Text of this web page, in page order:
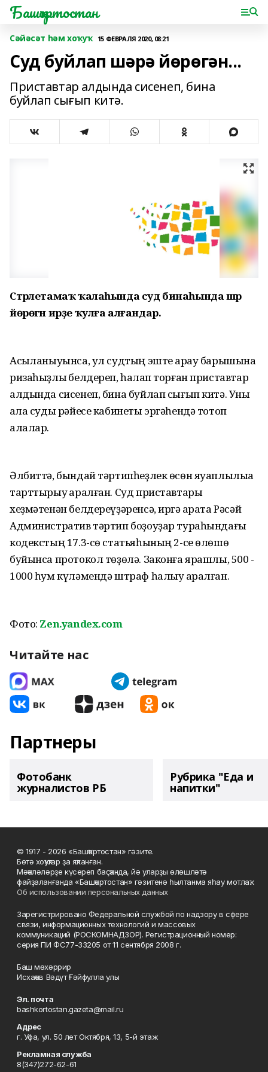
Башҡортостан
Сәйәсәт һәм хоҡуҡ 15 ФЕВРАЛЯ 2020, 08:21
Суд буйлап шәрә йөрөгән...
Приставтар алдында сисенеп, бина
буйлап сығып китә.
Стәрлетамаҡ ҡалаһында суд бинаһында шәрә
йөрөгән ирҙе ҡулға алғандар.
Асыҡланыуынса, ул судтың эште ҡарау барышына
ризаһыҙлыҡ белдереп, һаҡлап торған приставтар
алдында сисенеп, бина буйлап сығып китә. Уны
ҡала суды рәйесе кабинеты эргәһендә тотоп
алалар.
Әлбиттә, бындай тәртипһеҙлек өсөн яуаплылыҡҡа
тарттырыу ҡаралған. Суд приставтары
хеҙмәтенән белдереүҙәренсә, иргә ҡарата Рәсәй
Административ тәртип боҙоуҙар тураһындағы
кодекстың 17.3-сө статьяһының 2-се өлөшө
буйынса протокол төҙөлә. Законға ярашлы, 500 -
1000 һум күләмендә штраф һалыу ҡаралған.
Фото: Zen.yandex.com
Читайте нас
Партнеры
Фотобанк
журналистов РБ
Рубрика "Еда и
напитки"
© 1917 - 2026 «Башҡортостан» гәзите.
Бөтә хоҡуҡтар ҙа яҡланған.
Мәҡәләләрҙе күсереп баҫҡанда, йә уларҙы өлөшләтә
файҙаланғанда «Башҡортостан» гәзитенә һылтанма яһау мотлаҡ.
Об использовании персональных данных
Зарегистрировано Федеральной службой по надзору в сфере
связи, информационных технологий и массовых
коммуникаций (РОСКОМНАДЗОР). Регистрационный номер:
серия ПИ ФС77-33205 от 11 сентября 2008 г.
Баш мөхәррир
Исхаҡов Вәдүт Ғәйфулла улы
Эл. почта
bashkortostan.gazeta@mail.ru
Адрес
г. Уфа, ул. 50 лет Октября, 13, 5-й этаж
Рекламная служба
8(347)272-62-61